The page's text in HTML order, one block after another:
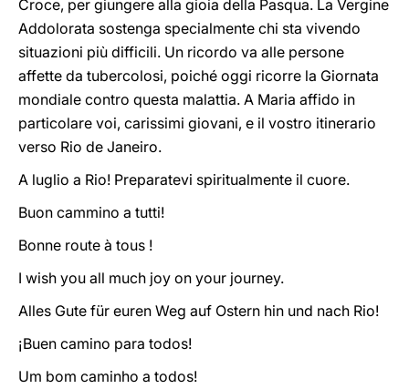
Croce, per giungere alla gioia della Pasqua. La Vergine
Addolorata sostenga specialmente chi sta vivendo
situazioni più difficili. Un ricordo va alle persone
affette da tubercolosi, poiché oggi ricorre la Giornata
mondiale contro questa malattia. A Maria affido in
particolare voi, carissimi giovani, e il vostro itinerario
verso Rio de Janeiro.
A luglio a Rio! Preparatevi spiritualmente il cuore.
Buon cammino a tutti!
Bonne route à tous !
I wish you all much joy on your journey.
Alles Gute für euren Weg auf Ostern hin und nach Rio!
¡Buen camino para todos!
Um bom caminho a todos!